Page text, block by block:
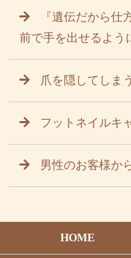
『遺伝だから仕
前で手を出せるよう
爪を隠してしま
フットネイルキ
男性のお客様か
HOME